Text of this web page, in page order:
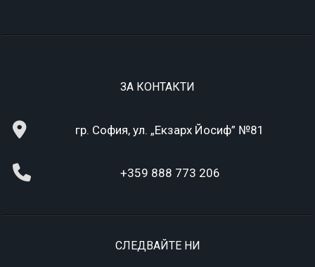
ЗА КОНТАКТИ
гр. София, ул. „Екзарх Йосиф” №81
+359 888 773 206
СЛЕДВАЙТЕ НИ